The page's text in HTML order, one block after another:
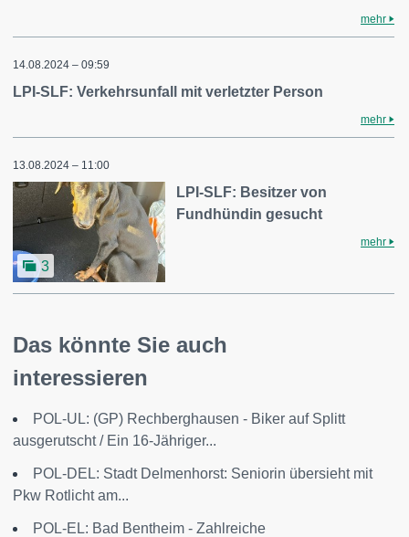
mehr
14.08.2024 – 09:59
LPI-SLF: Verkehrsunfall mit verletzter Person
mehr
13.08.2024 – 11:00
3
LPI-SLF: Besitzer von
Fundhündin gesucht
mehr
Das könnte Sie auch
interessieren
POL-UL: (GP) Rechberghausen - Biker auf Splitt
ausgerutscht / Ein 16-Jähriger...
POL-DEL: Stadt Delmenhorst: Seniorin übersieht mit
Pkw Rotlicht am...
POL-EL: Bad Bentheim - Zahlreiche